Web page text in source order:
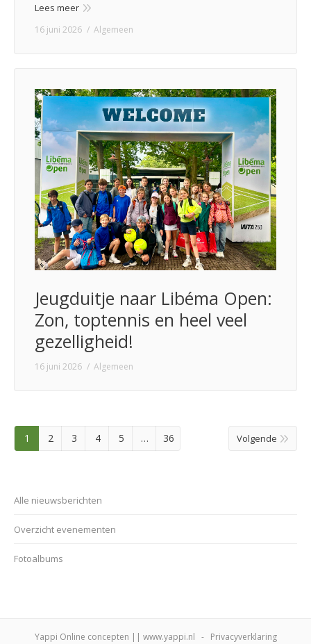
Lees meer
16 juni 2026 Algemeen
Jeugduitje naar Libéma Open:
Zon, toptennis en heel veel
gezelligheid!
16 juni 2026 Algemeen
1 2 3 4 5 … 36 Volgende
Alle nieuwsberichten
Overzicht evenementen
Fotoalbums
Yappi Online concepten || www.yappi.nl - Privacyverklaring